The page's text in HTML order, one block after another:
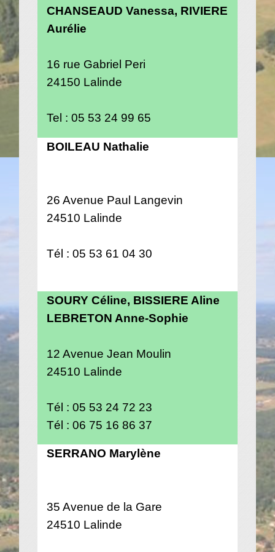
CHANSEAUD Vanessa, RIVIERE
Aurélie
16 rue Gabriel Peri
24150 Lalinde
Tel : 05 53 24 99 65
BOILEAU Nathalie
26 Avenue Paul Langevin
24510 Lalinde
Tél : 05 53 61 04 30
SOURY Céline, BISSIERE Aline
LEBRETON Anne-Sophie
12 Avenue Jean Moulin
24510 Lalinde
Tél : 05 53 24 72 23
Tél : 06 75 16 86 37
SERRANO Marylène
35 Avenue de la Gare
24510 Lalinde